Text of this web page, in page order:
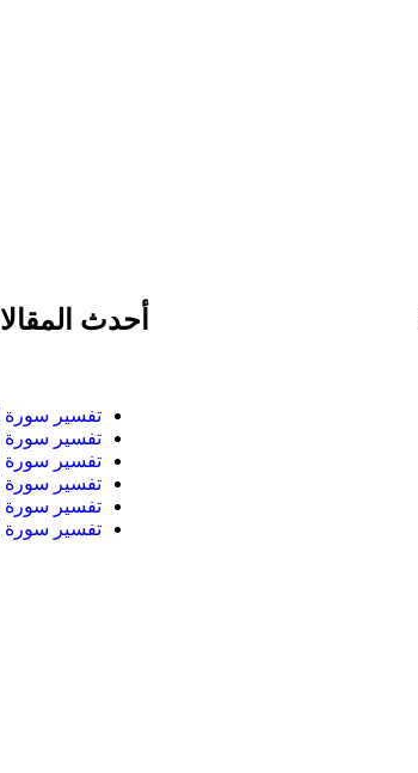
أحدث
تفسير سورة
تفسير سورة
تفسير سورة
تفسير سورة
تفسير سورة
تفسير سورة